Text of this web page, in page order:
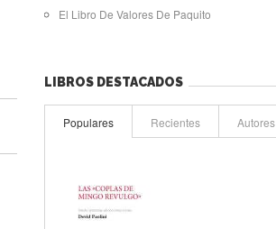
El Libro De Valores De Paquito
LIBROS DESTACADOS
Populares Recientes Autores